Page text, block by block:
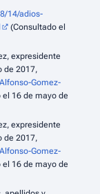
14/adios-
(Consultado el
expresidente
de 2017,
Gomez-
16 de mayo de
expresidente
de 2017,
Gomez-
16 de mayo de